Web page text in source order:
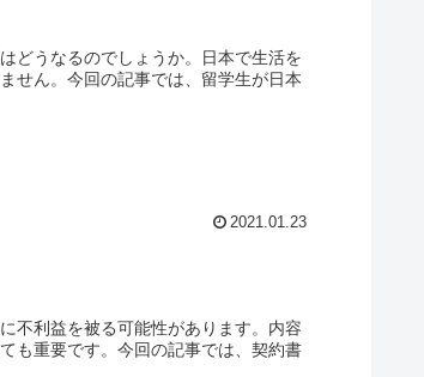
どうなるのでしょうか。日本で生活を
せん。今回の記事では、留学生が日本
2021.01.23
不利益を被る可能性があります。内容
も重要です。今回の記事では、契約書